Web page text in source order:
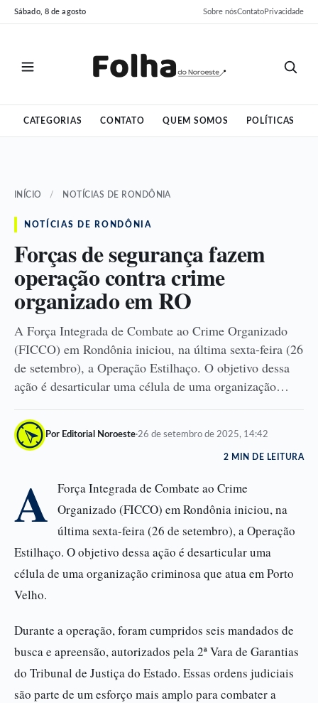
Pular
para
Pular
para
Sábado, 8 de agosto Sobre nósContatoPrivacidade
CATEGORIAS CONTATO QUEM SOMOS POLÍTICAS
INÍCIO / NOTÍCIAS DE RONDÔNIA
NOTÍCIAS DE RONDÔNIA
Forças de segurança fazem
operação contra crime
organizado em RO
A Força Integrada de Combate ao Crime Organizado
(FICCO) em Rondônia iniciou, na última sexta-feira (26
de setembro), a Operação Estilhaço. O objetivo dessa
ação é desarticular uma célula de uma organização…
Por Editorial Noroeste·26 de setembro de 2025, 14:42
2 MIN DE LEITURA
A
Força Integrada de Combate ao Crime
Organizado (FICCO) em Rondônia iniciou, na
última sexta-feira (26 de setembro), a Operação
Estilhaço. O objetivo dessa ação é desarticular uma
célula de uma organização criminosa que atua em Porto
Velho.
Durante a operação, foram cumpridos seis mandados de
busca e apreensão, autorizados pela 2ª Vara de Garantias
do Tribunal de Justiça do Estado. Essas ordens judiciais
são parte de um esforço mais amplo para combater a